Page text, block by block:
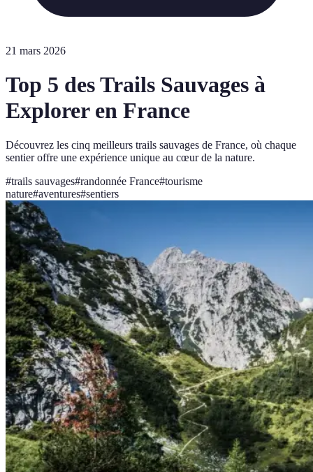
21 mars 2026
Top 5 des Trails Sauvages à
Explorer en France
Découvrez les cinq meilleurs trails sauvages de France, où chaque
sentier offre une expérience unique au cœur de la nature.
#trails sauvages#randonnée France#tourisme
nature#aventures#sentiers